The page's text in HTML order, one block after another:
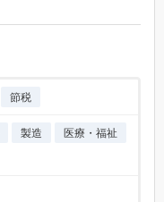
節税
製造
医療・福祉